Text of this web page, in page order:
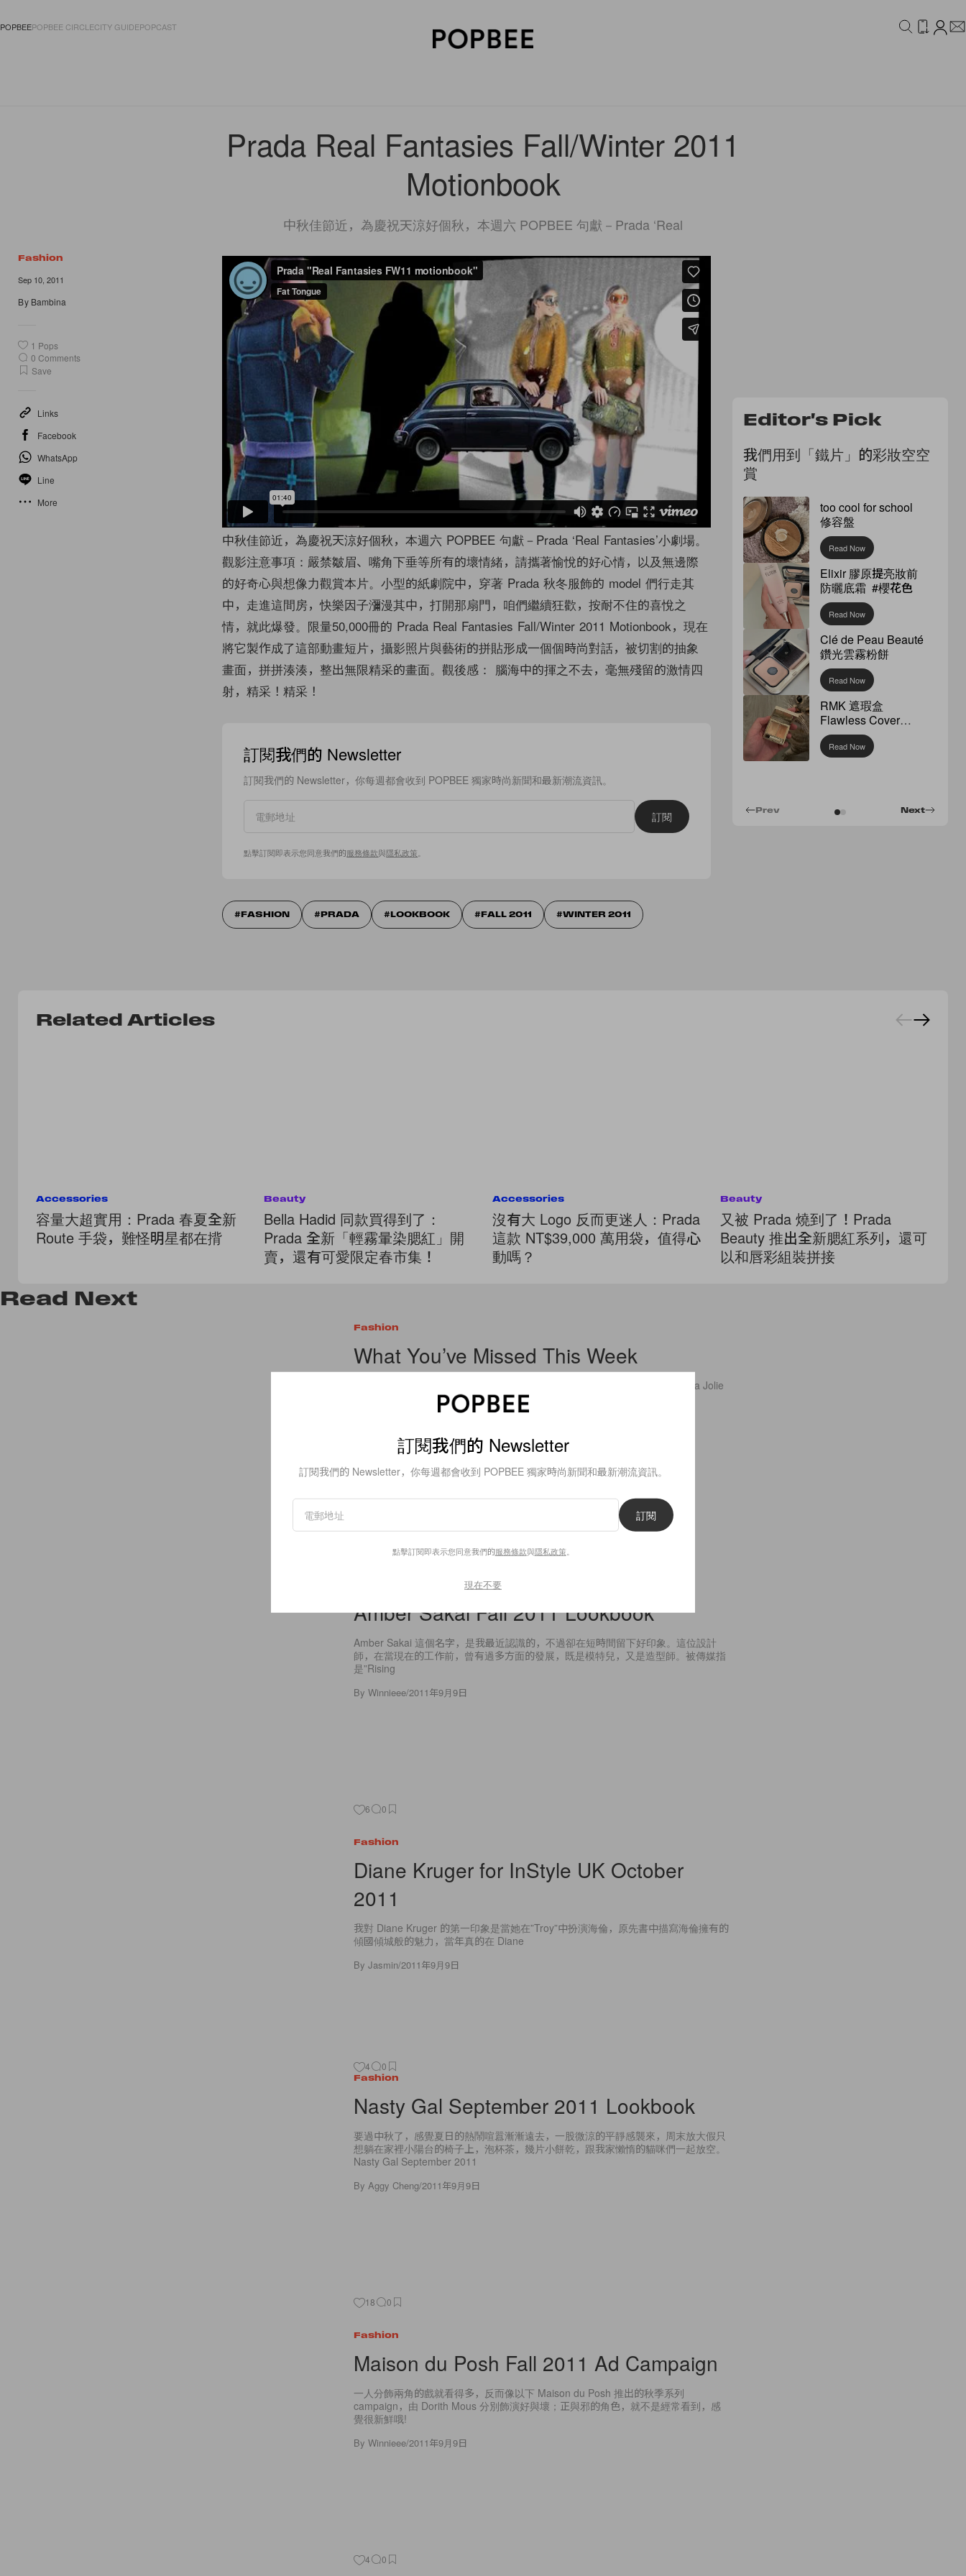
POPBEEPOPBEE CIRCLECITY GUIDEPOPCAST
Prada Real Fantasies Fall/Winter 2011
Motionbook
中秋佳節近，為慶祝天涼好個秋，本週六 POPBEE 句獻－Prada ‘Real
Fashion
Sep 10, 2011
By Bambina
1 Pops
0 Comments
Save
Links
Facebook
WhatsApp
Line
More
中秋佳節近，為慶祝天涼好個秋，本週六 POPBEE 句獻－Prada ‘Real Fantasies’小劇場。
觀影注意事項：嚴禁皺眉、嘴角下垂等所有的壞情緒，請攜著愉悅的好心情，以及無邊際
的好奇心與想像力觀賞本片。小型的紙劇院中，穿著 Prada 秋冬服飾的 model 們行走其
中，走進這間房，快樂因子瀰漫其中，打開那扇門，咱們繼續狂歡，按耐不住的喜悅之
情，就此爆發。限量50,000冊的 Prada Real Fantasies Fall/Winter 2011 Motionbook，現在
將它製作成了這部動畫短片，攝影照片與藝術的拼貼形成一個個時尚對話，被切割的抽象
畫面，拼拼湊湊，整出無限精采的畫面。觀後感： 腦海中的揮之不去，毫無殘留的激情四
射，精采！精采！
訂閱我們的 Newsletter
訂閱我們的 Newsletter，你每週都會收到 POPBEE 獨家時尚新聞和最新潮流資訊。
訂閱
點擊訂閱即表示您同意我們的服務條款與隱私政策。
FASHION PRADA LOOKBOOK FALL 2011 WINTER 2011
Editor's Pick
我們用到「鐵片」的彩妝空空
賞
too cool for school
修容盤
Read Now
Elixir 膠原提亮妝前
防曬底霜 #櫻花色
Read Now
Clé de Peau Beauté
鑽光雲霧粉餅
Read Now
RMK 遮瑕盒
Flawless Cover
Concealer
Read Now
Next
Prev
Related Articles
Accessories
容量大超實用：Prada 春夏全新
Route 手袋，難怪明星都在揹
Beauty
Bella Hadid 同款買得到了：
Prada 全新「輕霧暈染腮紅」開
賣，還有可愛限定春市集！
Accessories
沒有大 Logo 反而更迷人：Prada
這款 NT$39,000 萬用袋，值得心
動嗎？
Beauty
又被 Prada 燒到了！Prada
Beauty 推出全新腮紅系列，還可
以和唇彩組裝拼接
Read Next
Fashion
What You’ve Missed This Week
1. Dior J’Adore Fragrance Commercial Starring Charlize Theron. 2. Angelina Jolie
Amber Sakai Fall 2011 Lookbook
Amber Sakai 這個名字，是我最近認識的，不過卻在短時間留下好印象。這位設計
師，在當現在的工作前，曾有過多方面的發展，既是模特兒，又是造型師。被傳媒指
是”Rising
By Winnieee/2011年9月9日
6 0
Fashion
Diane Kruger for InStyle UK October
2011
我對 Diane Kruger 的第一印象是當她在”Troy”中扮演海倫，原先書中描寫海倫擁有的
傾國傾城般的魅力，當年真的在 Diane
By Jasmin/2011年9月9日
4 0
Fashion
Nasty Gal September 2011 Lookbook
要過中秋了，感覺夏日的熱鬧喧囂漸漸遠去，一股微涼的平靜感襲來，周末放大假只
想躺在家裡小陽台的椅子上，泡杯茶，幾片小餅乾，跟我家懶惰的貓咪們一起放空。
Nasty Gal September 2011
By Aggy Cheng/2011年9月9日
18 0
Fashion
Maison du Posh Fall 2011 Ad Campaign
一人分飾兩角的戲就看得多，反而像以下 Maison du Posh 推出的秋季系列
campaign，由 Dorith Mous 分別飾演好與壞；正與邪的角色，就不是經常看到，感
覺很新鮮哦!
By Winnieee/2011年9月9日
4 0
訂閱我們的 Newsletter
訂閱我們的 Newsletter，你每週都會收到 POPBEE 獨家時尚新聞和最新潮流資訊。
訂閱
點擊訂閱即表示您同意我們的服務條款與隱私政策。
現在不要